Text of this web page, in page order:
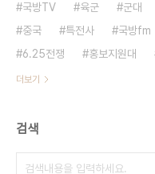
국방TV
육군 군대
중국
특전사 국방fm
6.25전쟁
홍보지원대
더보기
검색